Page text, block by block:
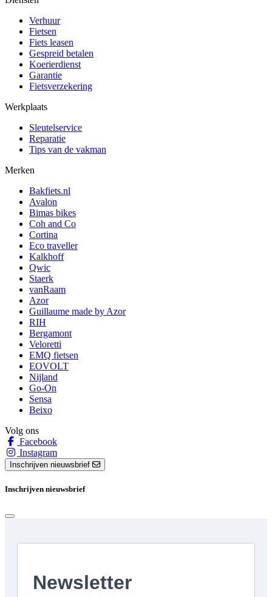
Verhuur
Fietsen
Fiets leasen
Gespreid betalen
Koerierdienst
Garantie
Fietsverzekering
Werkplaats
Sleutelservice
Reparatie
Tips van de vakman
Merken
Bakfiets.nl
Avalon
Bimas bikes
Coh and Co
Cortina
Eco traveller
Kalkhoff
Qwic
Staerk
vanRaam
Azor
Guillaume made by Azor
RIH
Bergamont
Veloretti
EMQ fietsen
EOVOLT
Nijland
Go-On
Sensa
Beixo
Volg ons
Facebook
Instagram
Inschrijven nieuwsbrief
Inschrijven nieuwsbrief